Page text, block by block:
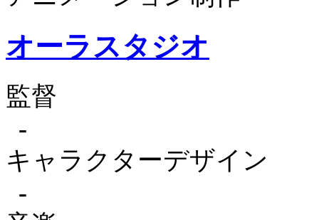
オーラスタジオ
監督
-
キャラクターデザイン
-